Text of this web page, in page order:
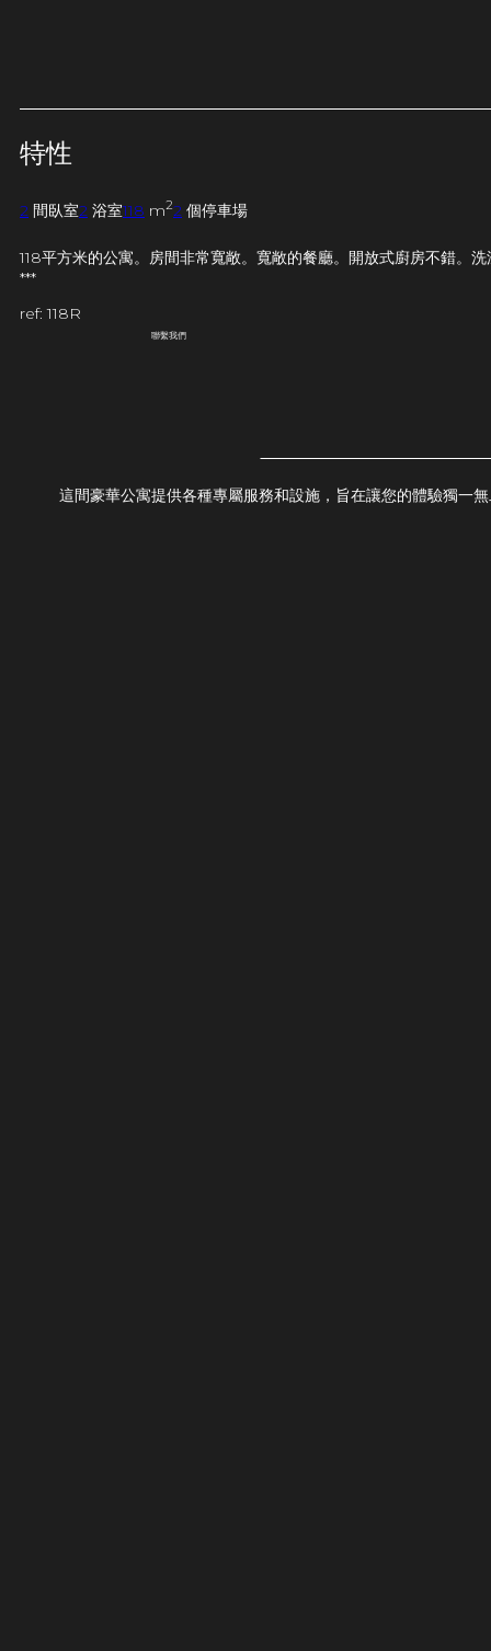
特性
2 間臥室2 浴室118 m22 個停車場
118平方米的公寓。房間非常寬敞。寬敞的餐廳。開放式廚房不錯。
***
ref: 118R
聯繫我們
這間豪華公寓提供各種專屬服務和設施，旨在讓您的體驗獨一